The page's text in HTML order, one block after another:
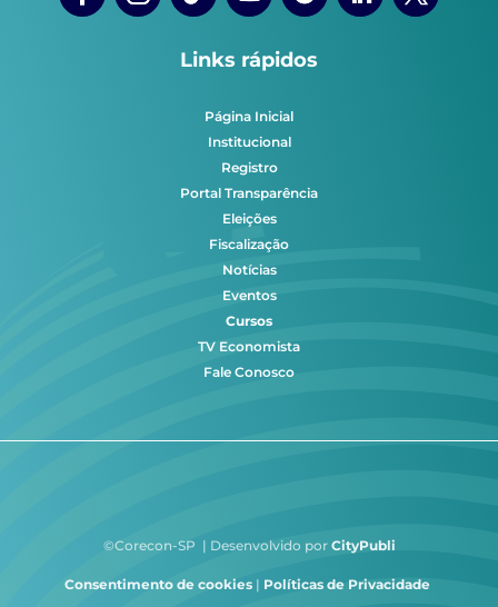
Links rápidos
Página Inicial
Institucional
Registro
Portal Transparência
Eleições
Fiscalização
Notícias
Eventos
Cursos
TV Economista
Fale Conosco
©Corecon-SP | Desenvolvido por CityPubli
Consentimento de cookies | Políticas de Privacidade